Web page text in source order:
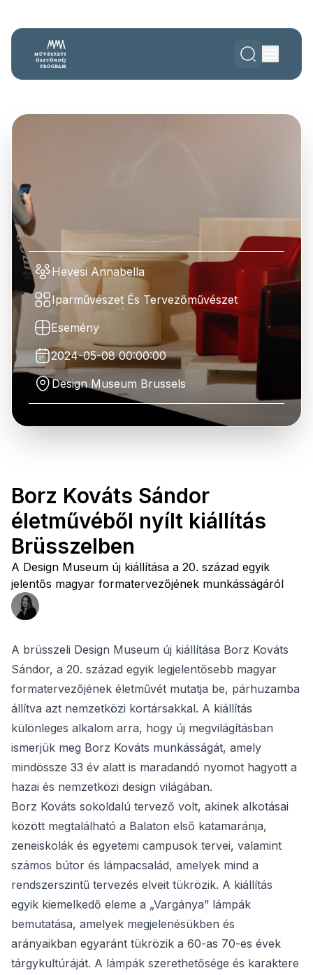
Hevesi Annabella
Iparművészet És Tervezőművészet
Esemény
2024-05-08 00:00:00
Design Museum Brussels
Borz Kováts Sándor
életművéből nyílt kiállítás
Brüsszelben
A Design Museum új kiállítása a 20. század egyik
jelentős magyar formatervezőjének munkásságáról
A brüsszeli Design Museum új kiállítása Borz Kováts
Sándor, a 20. század egyik legjelentősebb magyar
formatervezőjének életművét mutatja be, párhuzamba
állítva azt nemzetközi kortársakkal. A kiállítás
különleges alkalom arra, hogy új megvilágításban
ismerjük meg Borz Kováts munkásságát, amely
mindössze 33 év alatt is maradandó nyomot hagyott a
hazai és nemzetközi design világában.
Borz Kováts sokoldalú tervező volt, akinek alkotásai
között megtalálható a Balaton első katamaránja,
zeneiskolák és egyetemi campusok tervei, valamint
számos bútor és lámpacsalád, amelyek mind a
rendszerszintű tervezés elveit tükrözik. A kiállítás
egyik kiemelkedő eleme a „Vargánya” lámpák
bemutatása, amelyek megjelenésükben és
arányaikban egyaránt tükrözik a 60-as 70-es évek
tárgykultúráját. A lámpák szerethetősége és karaktere